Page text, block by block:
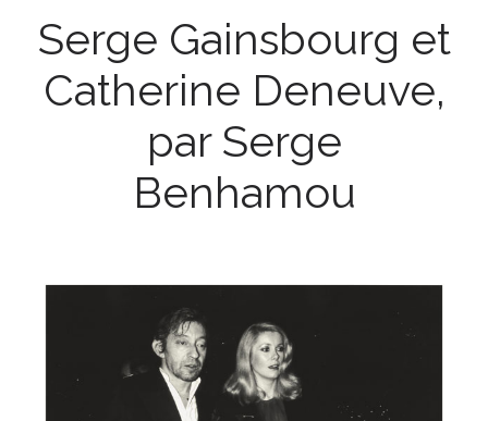
Serge Gainsbourg et
Catherine Deneuve,
par Serge
Benhamou